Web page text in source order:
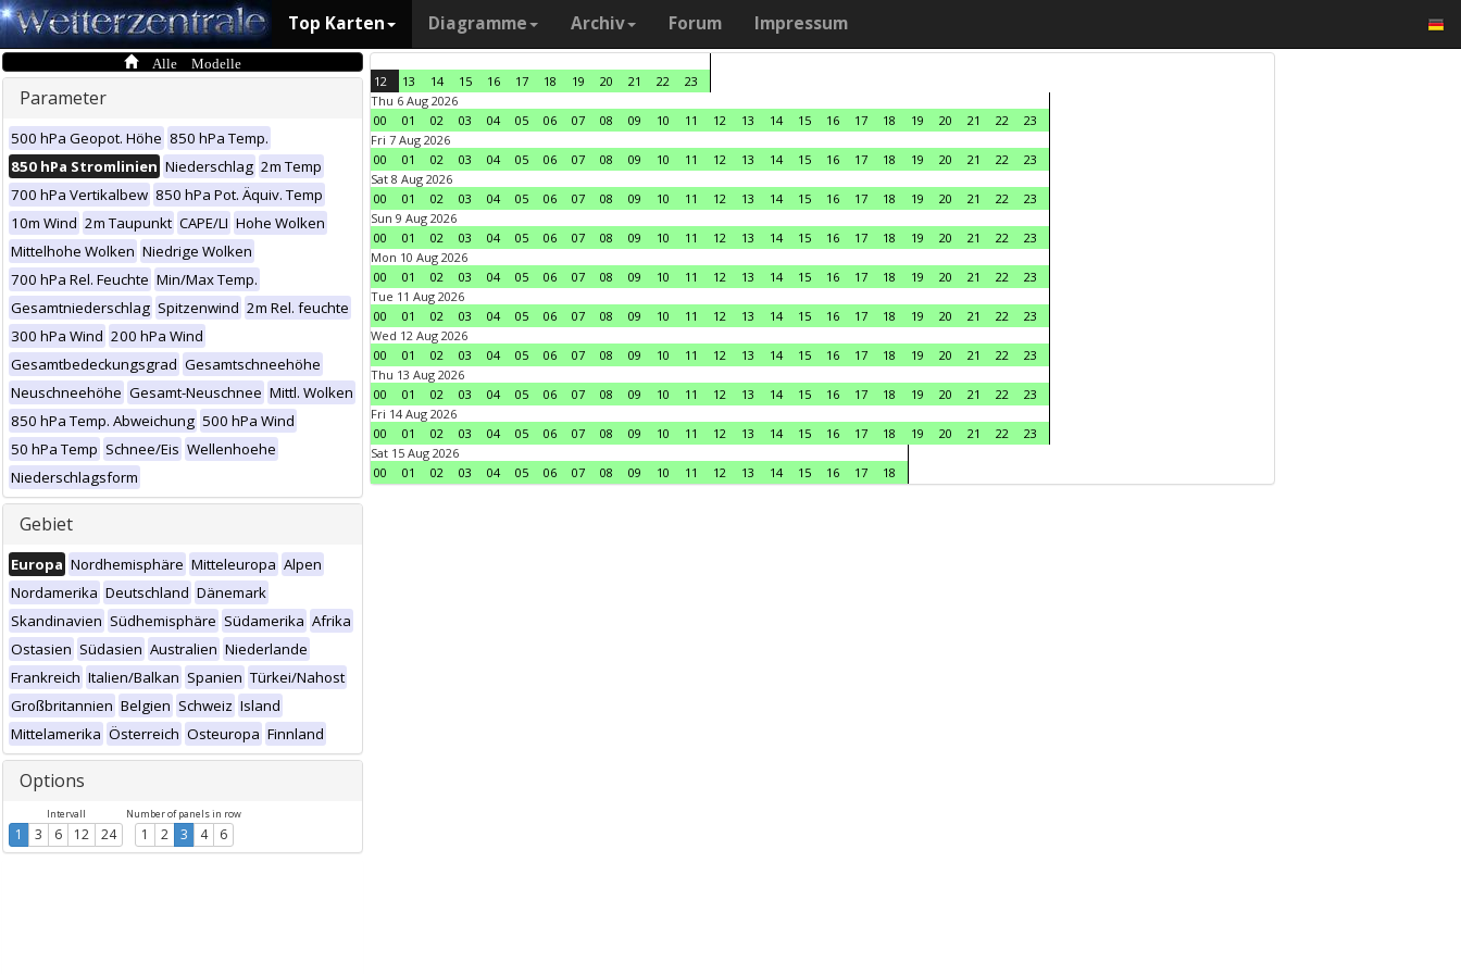
Top Karten Diagramme Archiv Forum Impressum
Alle Modelle
Parameter
500 hPa Geopot. Höhe 850 hPa Temp.
850 hPa Stromlinien Niederschlag 2m Temp
700 hPa Vertikalbew 850 hPa Pot. Äquiv. Temp
10m Wind 2m Taupunkt CAPE/LI Hohe Wolken
Mittelhohe Wolken Niedrige Wolken
700 hPa Rel. Feuchte Min/Max Temp.
Gesamtniederschlag Spitzenwind 2m Rel. feuchte
300 hPa Wind 200 hPa Wind
Gesamtbedeckungsgrad Gesamtschneehöhe
Neuschneehöhe Gesamt-Neuschnee Mittl. Wolken
850 hPa Temp. Abweichung 500 hPa Wind
50 hPa Temp Schnee/Eis Wellenhoehe
Niederschlagsform
Gebiet
Europa Nordhemisphäre Mitteleuropa Alpen
Nordamerika Deutschland Dänemark
Skandinavien Südhemisphäre Südamerika Afrika
Ostasien Südasien Australien Niederlande
Frankreich Italien/Balkan Spanien Türkei/Nahost
Großbritannien Belgien Schweiz Island
Mittelamerika Österreich Osteuropa Finnland
Options
Intervall
1 3 6 12 24
Number of panels in row
1 2 3 4 6
12 13 14 15 16 17 18 19 20 21 22
23
Thu 6 Aug 2026
00
01 02 03 04 05 06 07 08 09 10 11 12 13 14 15 16 17 18 19 20 21 22
23
Fri 7 Aug 2026
00
01 02 03 04 05 06 07 08 09 10 11 12 13 14 15 16 17 18 19 20 21 22
23
Sat 8 Aug 2026
00
01 02 03 04 05 06 07 08 09 10 11 12 13 14 15 16 17 18 19 20 21 22
23
Sun 9 Aug 2026
00
01 02 03 04 05 06 07 08 09 10 11 12 13 14 15 16 17 18 19 20 21 22
23
Mon 10 Aug 2026
00
01 02 03 04 05 06 07 08 09 10 11 12 13 14 15 16 17 18 19 20 21 22
23
Tue 11 Aug 2026
00
01 02 03 04 05 06 07 08 09 10 11 12 13 14 15 16 17 18 19 20 21 22
23
Wed 12 Aug 2026
00
01 02 03 04 05 06 07 08 09 10 11 12 13 14 15 16 17 18 19 20 21 22
23
Thu 13 Aug 2026
00
01 02 03 04 05 06 07 08 09 10 11 12 13 14 15 16 17 18 19 20 21 22
23
Fri 14 Aug 2026
00
01 02 03 04 05 06 07 08 09 10 11 12 13 14 15 16 17 18 19 20 21 22
23
Sat 15 Aug 2026
00
01 02 03 04 05 06 07 08 09 10 11 12 13 14 15 16 17 18